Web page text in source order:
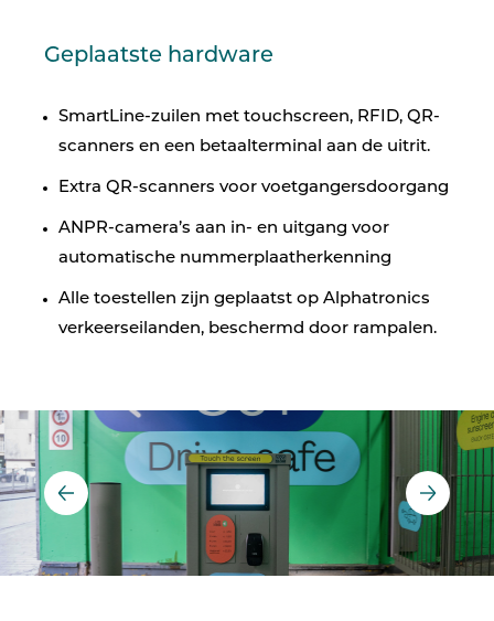
Geplaatste hardware
SmartLine-zuilen met touchscreen, RFID, QR-
scanners en een betaalterminal aan de uitrit.
Extra QR-scanners voor voetgangersdoorgang
ANPR-camera’s aan in- en uitgang voor
automatische nummerplaatherkenning
Alle toestellen zijn geplaatst op Alphatronics
verkeerseilanden, beschermd door rampalen.